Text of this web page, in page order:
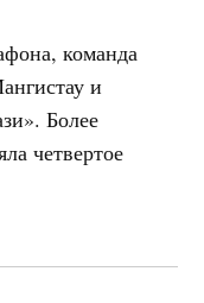
команда
и
Более
четвертое